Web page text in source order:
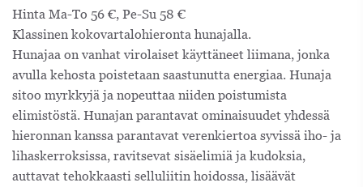
Hinta Ma-To 56 €, Pe-Su 58 €
Klassinen kokovartalohieronta hunajalla.
Hunajaa on vanhat virolaiset käyttäneet liimana, jonka
avulla kehosta poistetaan saastunutta energiaa. Hunaja
sitoo myrkkyjä ja nopeuttaa niiden poistumista
elimistöstä. Hunajan parantavat ominaisuudet yhdessä
hieronnan kanssa parantavat verenkiertoa syvissä iho- ja
lihaskerroksissa, ravitsevat sisäelimiä ja kudoksia,
auttavat tehokkaasti selluliitin hoidossa, lisäävät